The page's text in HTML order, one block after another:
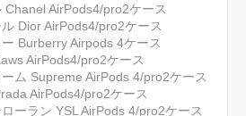
Chanel AirPods4/pro2ケース
Dior AirPods4/pro2ケース
Burberry Airpods 4ケース
AirPods4/pro2ケース
ム Supreme AirPods 4/pro2ケース
AirPods4/pro2ケース
ーラン YSL AirPods 4/pro2ケース